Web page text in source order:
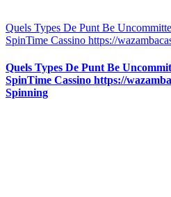
Quels Types De Punt Be
SpinTime Cassino https://
Quels Types De Punt Be
SpinTime Cassino https://
Spinning